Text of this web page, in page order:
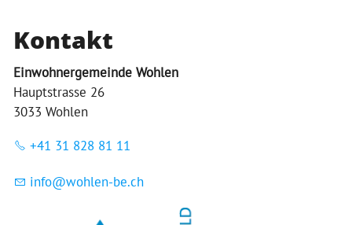
Kontakt
Einwohnergemeinde Wohlen
Hauptstrasse 26
3033 Wohlen
+41 31 828 81 11
nf w hl n-b ch